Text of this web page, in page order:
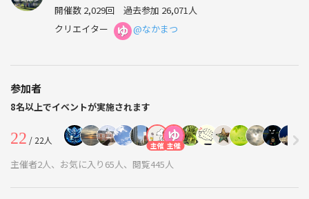
開催数 2,029回 過去参加 26,071人
クリエイター
@なかまつ
参加者
8名以上でイベントが実施されます
22 / 22人 主催 主催
主催者2人、お気に入り65人、閲覧445人